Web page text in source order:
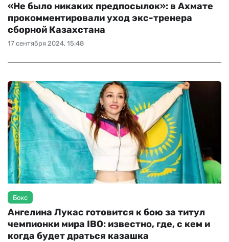
17 сентября 2024, 15:48
«Не было никаких предпосылок»: в Ахмате
прокомментировали уход экс-тренера
сборной Казахстана
Бокс
Ангелина Лукас готовится к бою за титул
чемпионки мира IBO: известно, где, с кем и
когда будет драться казашка